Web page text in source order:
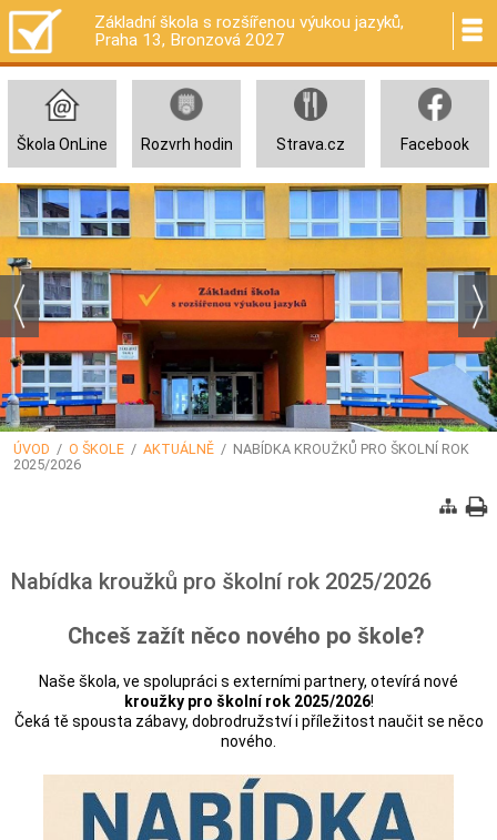
Škola OnLine Rozvrh hodin Strava.cz Facebook
Základní škola s rozšířenou výukou jazyků,
Praha 13, Bronzová 2027
ÚVOD / O ŠKOLE / AKTUÁLNĚ / NABÍDKA KROUŽKŮ PRO ŠKOLNÍ ROK
2025/2026
Nabídka kroužků pro školní rok 2025/2026
Chceš zažít něco nového po škole?
Naše škola, ve spolupráci s externími partnery, otevírá nové
kroužky pro školní rok 2025/2026!
Čeká tě spousta zábavy, dobrodružství i příležitost naučit se něco
nového.